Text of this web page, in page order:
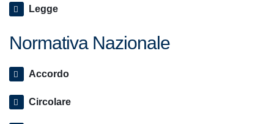
Legge
Normativa Nazionale
Accordo
Circolare